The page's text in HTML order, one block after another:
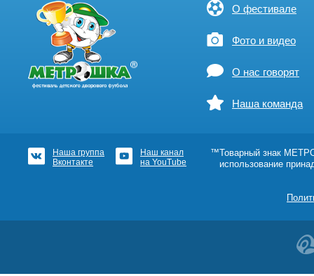
О фестивале
Фото и видео
О нас говорят
Наша команда
Наша группа
Вконтакте
Наш канал
на YouTube
™Товарный знак
использование